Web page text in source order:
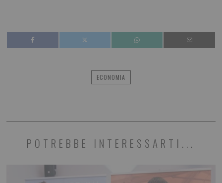
ECONOMIA
POTREBBE INTERESSARTI...